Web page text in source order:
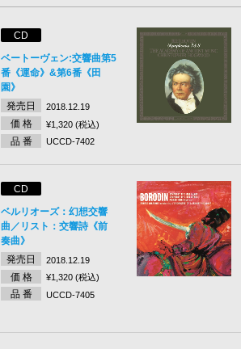
CD
ベートーヴェン:交響曲第5
番《運命》&第6番《田
園》
発売日
2018.12.19
価 格 ¥1,320 (税込)
品 番 UCCD-7402
CD
ベルリオーズ：幻想交響
曲／リスト：交響詩《前
奏曲》
発売日
2018.12.19
価 格 ¥1,320 (税込)
品 番 UCCD-7405